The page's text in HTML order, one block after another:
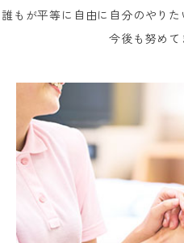
誰もが平等に自由に自分のやりた
今後も努めて